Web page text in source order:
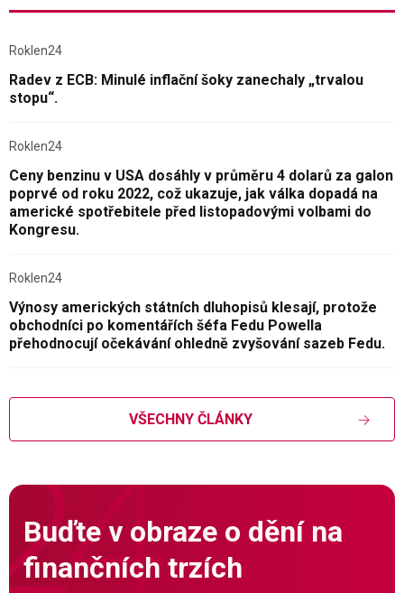
Roklen24
Radev z ECB: Minulé inflační šoky zanechaly „trvalou
stopu“.
Roklen24
Ceny benzinu v USA dosáhly v průměru 4 dolarů za galon
poprvé od roku 2022, což ukazuje, jak válka dopadá na
americké spotřebitele před listopadovými volbami do
Kongresu.
Roklen24
Výnosy amerických státních dluhopisů klesají, protože
obchodníci po komentářích šéfa Fedu Powella
přehodnocují očekávání ohledně zvyšování sazeb Fedu.
VŠECHNY ČLÁNKY
Buďte v obraze o dění na
finančních trzích